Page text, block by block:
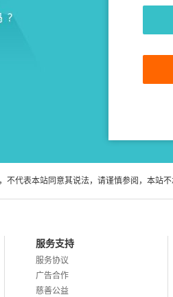
代表本站同意其说法，请谨慎参阅，本站不
服务支持
服务协议
广告合作
慈善公益